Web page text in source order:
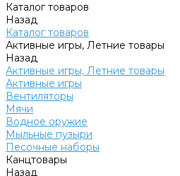
Каталог товаров
Назад
Каталог товаров
Активные игры, Летние товары
Назад
Активные игры, Летние товары
Активные игры
Вентиляторы
Мячи
Водное оружие
Мыльные пузыри
Песочные наборы
Канцтовары
Назад